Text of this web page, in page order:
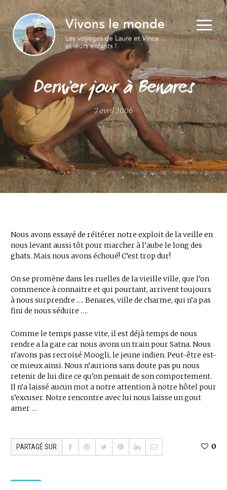
Dernier jour à Benares
7 avril 2006
Nous avons essayé de réitérer notre exploit de la veille en
nous levant aussi tôt pour marcher à l’aube le long des
ghats. Mais nous avons échoué! C’est trop dur!
On se promène dans les ruelles de la vieille ville, que l’on
commence à connaitre et qui pourtant, arrivent toujours
à nous surprendre …. Benares, ville de charme, qui n’a pas
fini de nous séduire ….
Comme le temps passe vite, il est déjà temps de nous
rendre a la gare car nous avons un train pour Satna. Nous
n’avons pas recroisé Moogli, le jeune indien. Peut-être est-
ce mieux ainsi. Nous n’aurions sans doute pas pu nous
retenir de lui dire ce qu’on pensait de son comportement.
Il n’a laissé aucun mot a notre attention à notre hôtel pour
s’excuser. Notre rencontre avec lui nous laisse un gout
amer …
PARTAGÉ SUR 0